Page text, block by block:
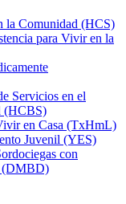
la Comunidad (HCS)
para Vivir en la
Servicios en el
(HCBS)
en Casa (TxHmL)
Juvenil (YES)
con
(DMBD)